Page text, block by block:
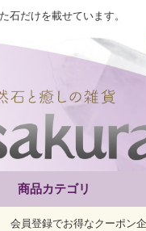
石だけを載せています。
商品カテゴリ
会員登録でお得なクーポン